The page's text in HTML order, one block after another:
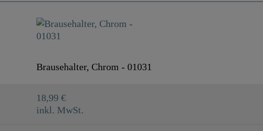
Kunststoff ABS
Brausehalter, Chrom - 01031
18,99 €
inkl. MwSt.